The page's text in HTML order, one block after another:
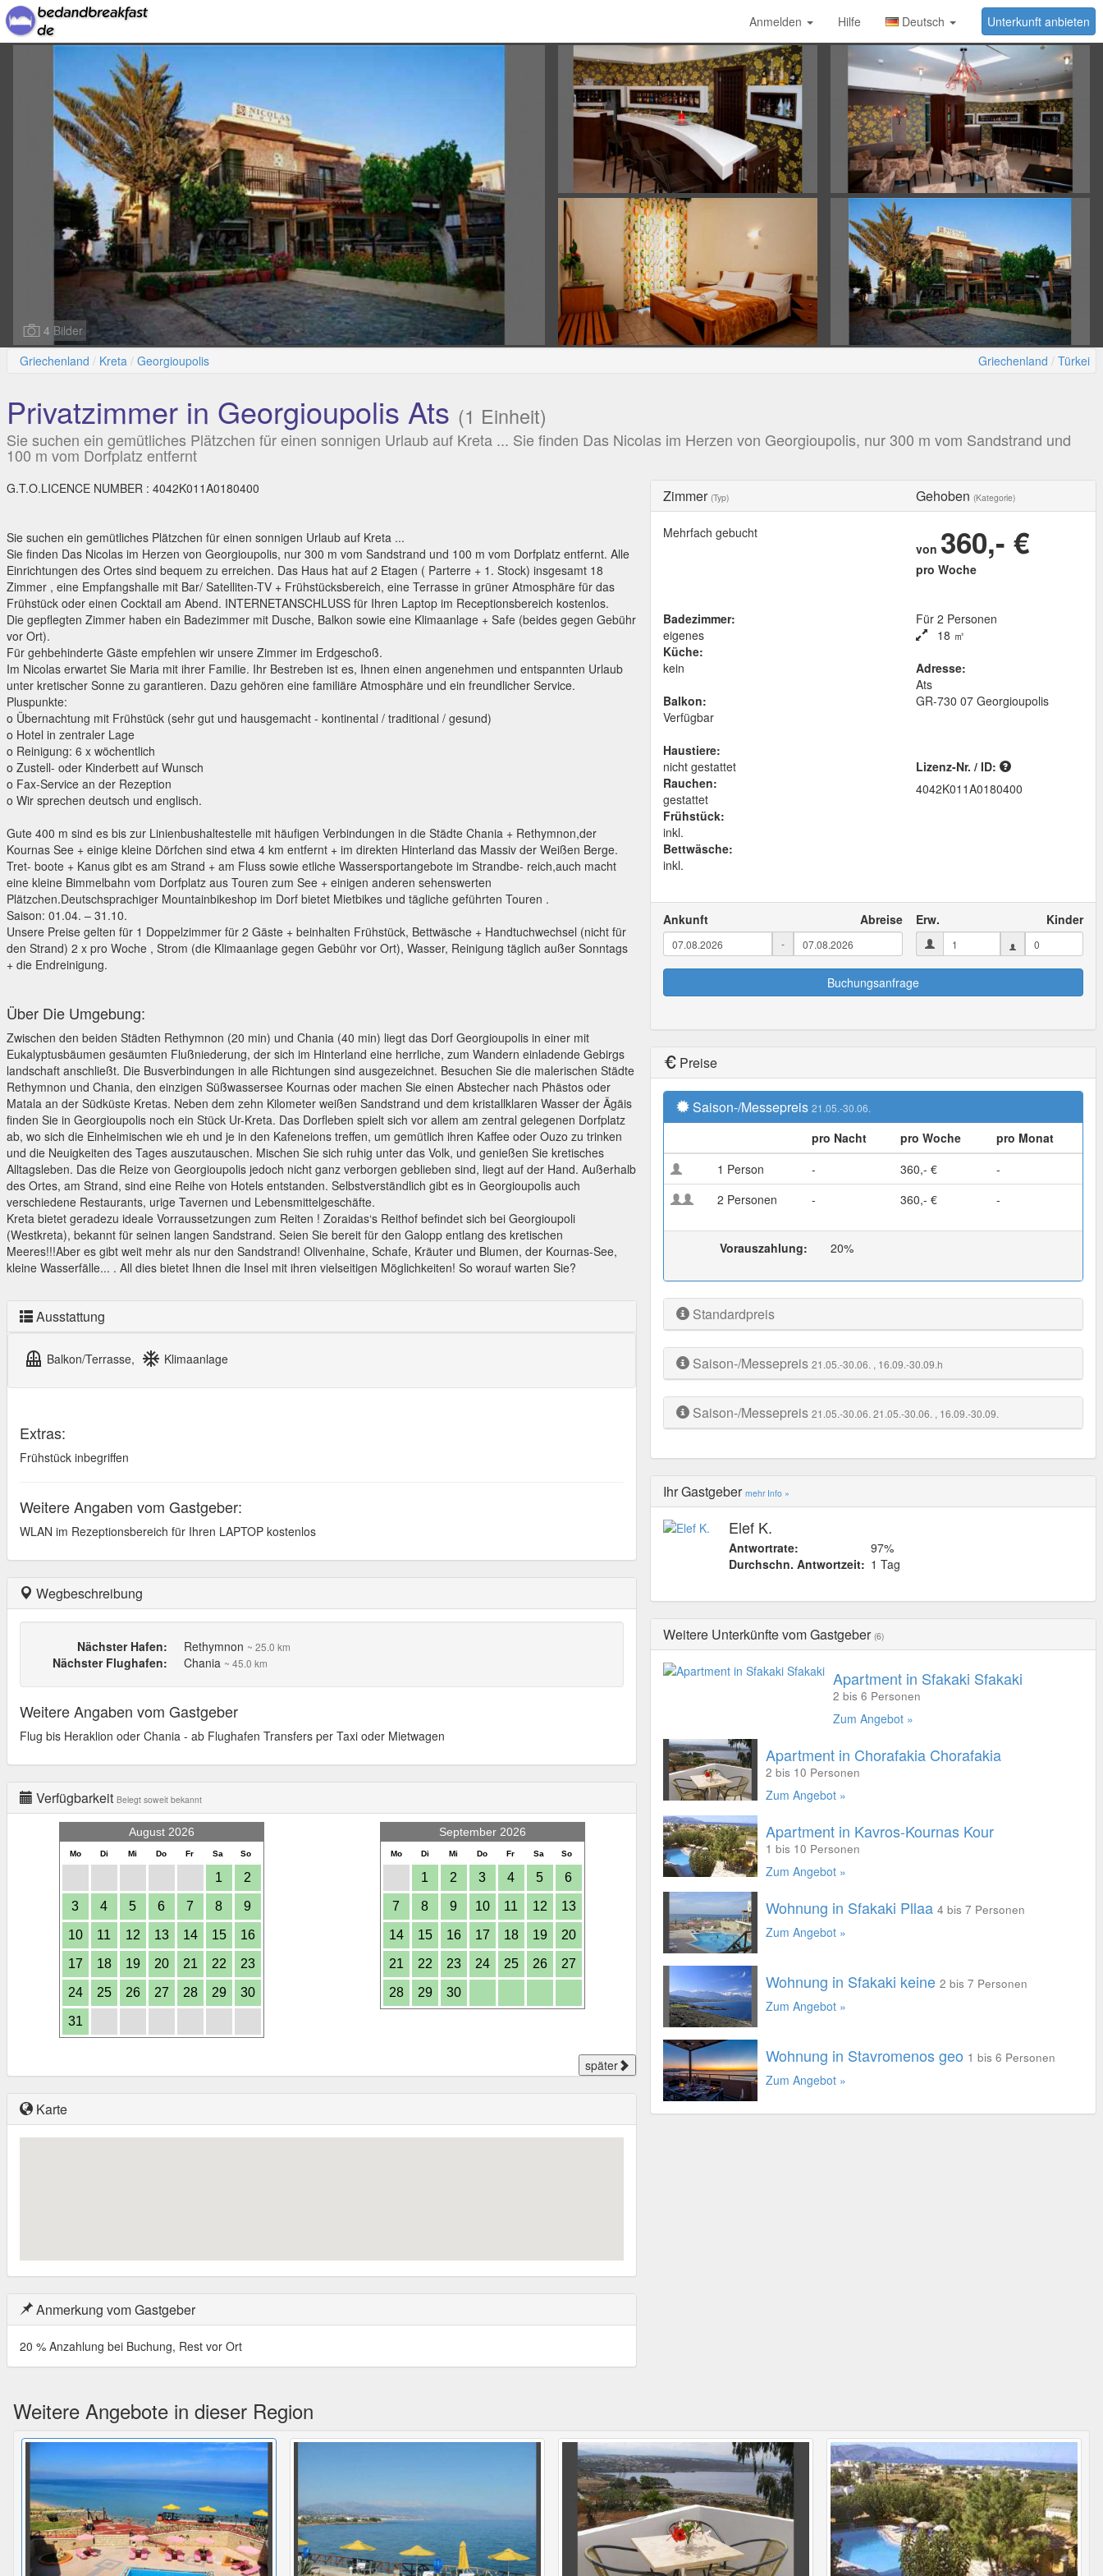
Unterkunft anbieten
Anmelden Hilfe Deutsch
4 Bilder
Griechenland
Kreta Georgioupolis Griechenland Türkei
Privatzimmer in Georgioupolis Ats (1 Einheit)
Sie suchen ein gemütliches Plätzchen für einen sonnigen Urlaub auf Kreta ... Sie finden Das Nicolas im Herzen von Georgioupolis, nur 300 m vom Sandstrand und
100 m vom Dorfplatz entfernt
Zimmer (Typ) Gehoben (Kategorie)
Mehrfach gebucht
von 360,- €
pro Woche
Badezimmer:
eigenes
Küche:
kein
Balkon:
Verfügbar
Haustiere:
nicht gestattet
Rauchen:
gestattet
Frühstück:
inkl.
Bettwäsche:
inkl.
Für 2 Personen
18 ㎡
Adresse:
Ats
GR-730 07 Georgioupolis
Lizenz-Nr. / ID:
4042K011A0180400
Ankunft Abreise
-
Erw. Kinder
Buchungsanfrage
Preise
Saison-/Messepreis 21.05.-30.06.
pro Nacht pro Woche
pro Monat
1 Person
- 360,- €
-
2 Personen
- 360,- € -
Vorauszahlung: 20%
Standardpreis
Saison-/Messepreis 21.05.-30.06. , 16.09.-30.09.h
Saison-/Messepreis 21.05.-30.06.21.05.-30.06. , 16.09.-30.09.
Ihr Gastgeber mehr Info »
Elef K.
Antwortrate:
97%
Durchschn. Antwortzeit: 1 Tag
Weitere Unterkünfte vom Gastgeber (6)
Apartment in Sfakaki Sfakaki
2 bis 6 Personen
Zum Angebot »
Apartment in Chorafakia Chorafakia
2 bis 10 Personen
Zum Angebot »
Apartment in Kavros-Kournas Kour
1 bis 10 Personen
Zum Angebot »
Wohnung in Sfakaki Pllaa 4 bis 7 Personen
Zum Angebot »
Wohnung in Sfakaki keine 2 bis 7 Personen
Zum Angebot »
Wohnung in Stavromenos geo 1 bis 6 Personen
Zum Angebot »
G.T.O.LICENCE NUMBER : 4042K011A0180400
Sie suchen ein gemütliches Plätzchen für einen sonnigen Urlaub auf Kreta ...
Sie finden Das Nicolas im Herzen von Georgioupolis, nur 300 m vom Sandstrand und 100 m vom Dorfplatz entfernt. Alle
Einrichtungen des Ortes sind bequem zu erreichen. Das Haus hat auf 2 Etagen ( Parterre + 1. Stock) insgesamt 18
Zimmer , eine Empfangshalle mit Bar/ Satelliten-TV + Frühstücksbereich, eine Terrasse in grüner Atmosphäre für das
Frühstück oder einen Cocktail am Abend. INTERNETANSCHLUSS für Ihren Laptop im Receptionsbereich kostenlos.
Die gepflegten Zimmer haben ein Badezimmer mit Dusche, Balkon sowie eine Klimaanlage + Safe (beides gegen Gebühr
vor Ort).
Für gehbehinderte Gäste empfehlen wir unsere Zimmer im Erdgeschoß.
Im Nicolas erwartet Sie Maria mit ihrer Familie. Ihr Bestreben ist es, Ihnen einen angenehmen und entspannten Urlaub
unter kretischer Sonne zu garantieren. Dazu gehören eine familiäre Atmosphäre und ein freundlicher Service.
Pluspunkte:
o Übernachtung mit Frühstück (sehr gut und hausgemacht - kontinental / traditional / gesund)
o Hotel in zentraler Lage
o Reinigung: 6 x wöchentlich
o Zustell- oder Kinderbett auf Wunsch
o Fax-Service an der Rezeption
o Wir sprechen deutsch und englisch.
Gute 400 m sind es bis zur Linienbushaltestelle mit häufigen Verbindungen in die Städte Chania + Rethymnon,der
Kournas See + einige kleine Dörfchen sind etwa 4 km entfernt + im direkten Hinterland das Massiv der Weißen Berge.
Tret- boote + Kanus gibt es am Strand + am Fluss sowie etliche Wassersportangebote im Strandbe- reich,auch macht
eine kleine Bimmelbahn vom Dorfplatz aus Touren zum See + einigen anderen sehenswerten
Plätzchen.Deutschsprachiger Mountainbikeshop im Dorf bietet Mietbikes und tägliche geführten Touren .
Saison: 01.04. – 31.10.
Unsere Preise gelten für 1 Doppelzimmer für 2 Gäste + beinhalten Frühstück, Bettwäsche + Handtuchwechsel (nicht für
den Strand) 2 x pro Woche , Strom (die Klimaanlage gegen Gebühr vor Ort), Wasser, Reinigung täglich außer Sonntags
+ die Endreinigung.
Über Die Umgebung:
Zwischen den beiden Städten Rethymnon (20 min) und Chania (40 min) liegt das Dorf Georgioupolis in einer mit
Eukalyptusbäumen gesäumten Flußniederung, der sich im Hinterland eine herrliche, zum Wandern einladende Gebirgs
landschaft anschließt. Die Busverbindungen in alle Richtungen sind ausgezeichnet. Besuchen Sie die malerischen Städte
Rethymnon und Chania, den einzigen Süßwassersee Kournas oder machen Sie einen Abstecher nach Phästos oder
Matala an der Südküste Kretas. Neben dem zehn Kilometer weißen Sandstrand und dem kristallklaren Wasser der Ägäis
finden Sie in Georgioupolis noch ein Stück Ur-Kreta. Das Dorfleben spielt sich vor allem am zentral gelegenen Dorfplatz
ab, wo sich die Einheimischen wie eh und je in den Kafeneions treffen, um gemütlich ihren Kaffee oder Ouzo zu trinken
und die Neuigkeiten des Tages auszutauschen. Mischen Sie sich ruhig unter das Volk, und genießen Sie kretisches
Alltagsleben. Das die Reize von Georgioupolis jedoch nicht ganz verborgen geblieben sind, liegt auf der Hand. Außerhalb
des Ortes, am Strand, sind eine Reihe von Hotels entstanden. Selbstverständlich gibt es in Georgioupolis auch
verschiedene Restaurants, urige Tavernen und Lebensmittelgeschäfte.
Kreta bietet geradezu ideale Vorraussetzungen zum Reiten ! Zoraidas‘s Reithof befindet sich bei Georgioupoli
(Westkreta), bekannt für seinen langen Sandstrand. Seien Sie bereit für den Galopp entlang des kretischen
Meeres!!!Aber es gibt weit mehr als nur den Sandstrand! Olivenhaine, Schafe, Kräuter und Blumen, der Kournas-See,
kleine Wasserfälle... . All dies bietet Ihnen die Insel mit ihren vielseitigen Möglichkeiten! So worauf warten Sie?
Ausstattung
balcony Balkon/Terrasse, ac_unit Klimaanlage
Extras:
Frühstück inbegriffen
Weitere Angaben vom Gastgeber:
WLAN im Rezeptionsbereich für Ihren LAPTOP kostenlos
Wegbeschreibung
Nächster Hafen: Rethymnon ~ 25.0 km
Nächster Flughafen: Chania ~ 45.0 km
Weitere Angaben vom Gastgeber
Flug bis Heraklion oder Chania - ab Flughafen Transfers per Taxi oder Mietwagen
Verfügbarkeit Belegt soweit bekannt
August 2026
Mo Di Mi Do Fr Sa So
1 2
3 4 5 6 7 8 9
10 11 12 13 14 15 16
17 18 19 20 21 22 23
24 25 26 27 28 29 30
31
September 2026
Mo Di Mi Do Fr Sa So
1 2 3 4 5 6
7 8 9 10 11 12 13
14 15 16 17 18 19 20
21 22 23 24 25 26 27
28 29 30
später
Karte
Anmerkung vom Gastgeber
20 % Anzahlung bei Buchung, Rest vor Ort
Weitere Angebote in dieser Region